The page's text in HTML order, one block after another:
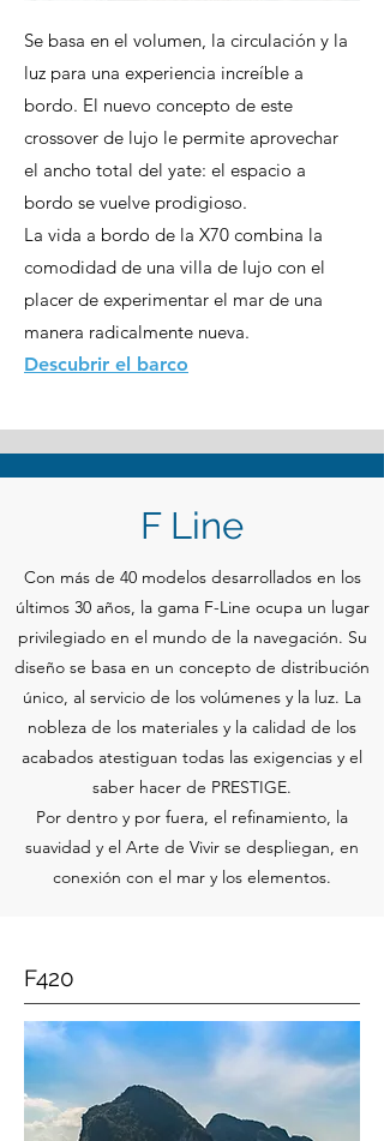
Se basa en el volumen, la circulación y la
luz para una experiencia increíble a
bordo. El nuevo concepto de este
crossover de lujo le permite aprovechar
el ancho total del yate: el espacio a
bordo se vuelve prodigioso.
La vida a bordo de la X70 combina la
comodidad de una villa de lujo con el
placer de experimentar el mar de una
manera radicalmente nueva.
Descubrir el barco
F Line
Con más de 40 modelos desarrollados en los
últimos 30 años, la gama F-Line ocupa un lugar
privilegiado en el mundo de la navegación. Su
diseño se basa en un concepto de distribución
único, al servicio de los volúmenes y la luz. La
nobleza de los materiales y la calidad de los
acabados atestiguan todas las exigencias y el
saber hacer de PRESTIGE.
Por dentro y por fuera, el refinamiento, la
suavidad y el Arte de Vivir se despliegan, en
conexión con el mar y los elementos.
F420